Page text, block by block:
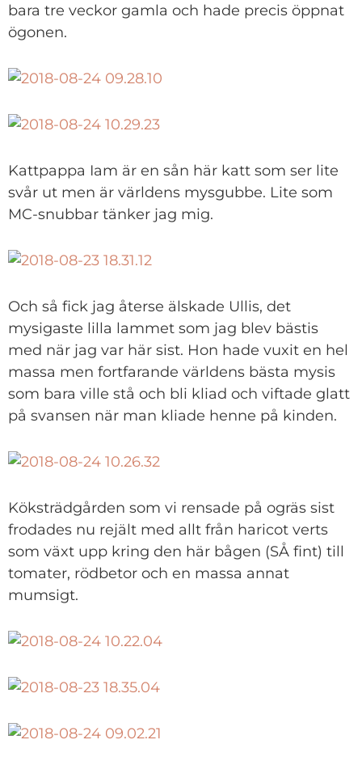
bara tre veckor gamla och hade precis öppnat
ögonen.
Kattpappa Iam är en sån här katt som ser lite
svår ut men är världens mysgubbe. Lite som
MC-snubbar tänker jag mig.
Och så fick jag återse älskade Ullis, det
mysigaste lilla lammet som jag blev bästis
med när jag var här sist. Hon hade vuxit en hel
massa men fortfarande världens bästa mysis
som bara ville stå och bli kliad och viftade glatt
på svansen när man kliade henne på kinden.
Köksträdgården som vi rensade på ogräs sist
frodades nu rejält med allt från haricot verts
som växt upp kring den här bågen (SÅ fint) till
tomater, rödbetor och en massa annat
mumsigt.